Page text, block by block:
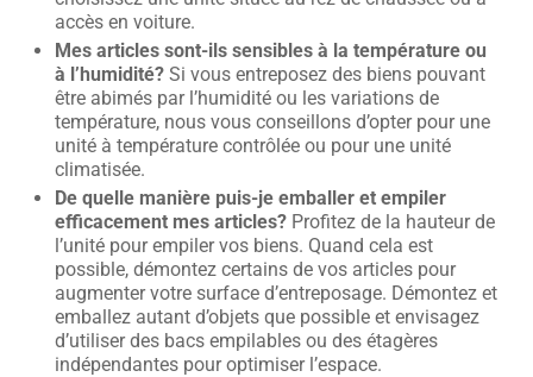
accès en voiture.
Mes articles sont-ils sensibles à la température ou
à l’humidité? Si vous entreposez des biens pouvant
être abimés par l’humidité ou les variations de
température, nous vous conseillons d’opter pour une
unité à température contrôlée ou pour une unité
climatisée.
De quelle manière puis-je emballer et empiler
efficacement mes articles? Profitez de la hauteur de
l’unité pour empiler vos biens. Quand cela est
possible, démontez certains de vos articles pour
augmenter votre surface d’entreposage. Démontez et
emballez autant d’objets que possible et envisagez
d’utiliser des bacs empilables ou des étagères
indépendantes pour optimiser l’espace.